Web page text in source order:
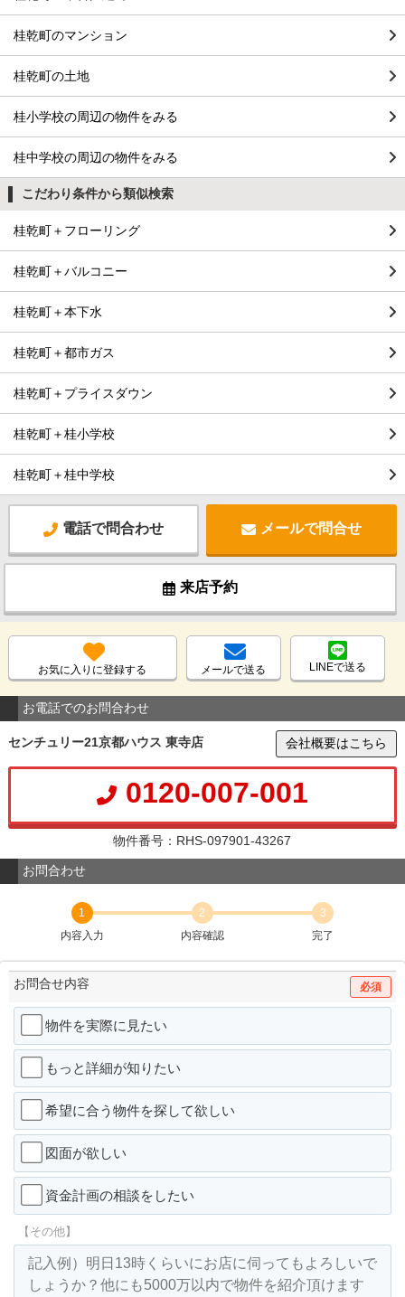
桂乾町のマンション
桂乾町の土地
桂小学校の周辺の物件をみる
桂中学校の周辺の物件をみる
こだわり条件から類似検索
桂乾町＋フローリング
桂乾町＋バルコニー
桂乾町＋本下水
桂乾町＋都市ガス
桂乾町＋プライスダウン
桂乾町＋桂小学校
桂乾町＋桂中学校
電話で問合わせ メールで問合せ
来店予約
お気に入りに登録する メールで送る LINEで送る
お電話でのお問合わせ
センチュリー21京都ハウス 東寺店 会社概要はこちら
0120-007-001
物件番号：RHS-097901-43267
お問合わせ
1
内容入力
2
内容確認
3
完了
お問合せ内容 必須
物件を実際に見たい
もっと詳細が知りたい
希望に合う物件を探して欲しい
図面が欲しい
資金計画の相談をしたい
【その他】